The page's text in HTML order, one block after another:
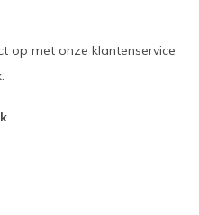
op met onze klantenservice